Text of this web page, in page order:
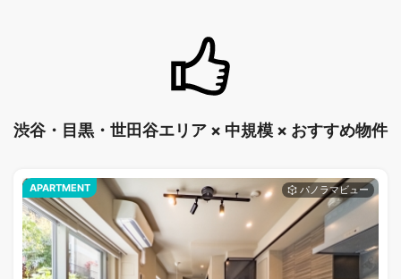
渋谷・目黒・世田谷エリア × 中規模 × おすすめ物件
APARTMENT